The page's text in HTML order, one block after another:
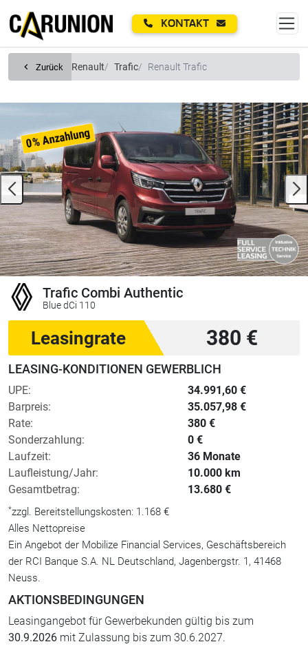
KONTAKT
Zurück Renault Trafic Renault Trafic
Trafic Combi Authentic
Blue dCi 110
Leasingrate 380 €
LEASING-KONDITIONEN GEWERBLICH
UPE:
34.991,60 €
Barpreis:
35.057,98 €
Rate:
380 €
Sonderzahlung:
0 €
Laufzeit:
36 Monate
Laufleistung/Jahr:
10.000 km
Gesamtbetrag:
13.680 €
*zzgl. Bereitstellungskosten: 1.168 €
Alles Nettopreise
Ein Angebot der Mobilize Financial Services, Geschäftsbereich
der RCI Banque S.A. NL Deutschland, Jagenbergstr. 1, 41468
Neuss.
AKTIONSBEDINGUNGEN
Leasingangebot für Gewerbekunden gültig bis zum
30.9.2026 mit Zulassung bis zum 30.6.2027.